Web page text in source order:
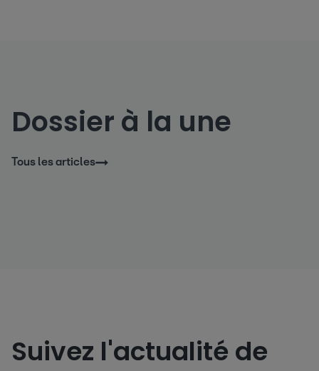
Dossier à la une
Tous les articles
Suivez l'actualité de